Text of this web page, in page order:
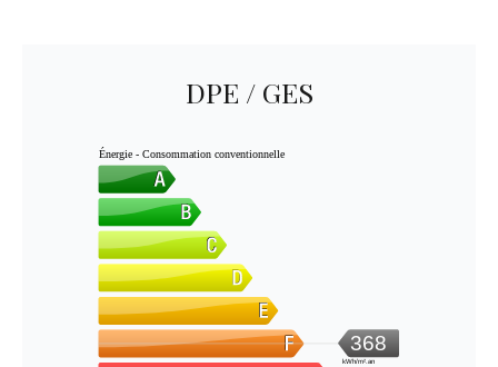
DPE / GES
Énergie - Consommation conventionnelle
368
kWh/m².an